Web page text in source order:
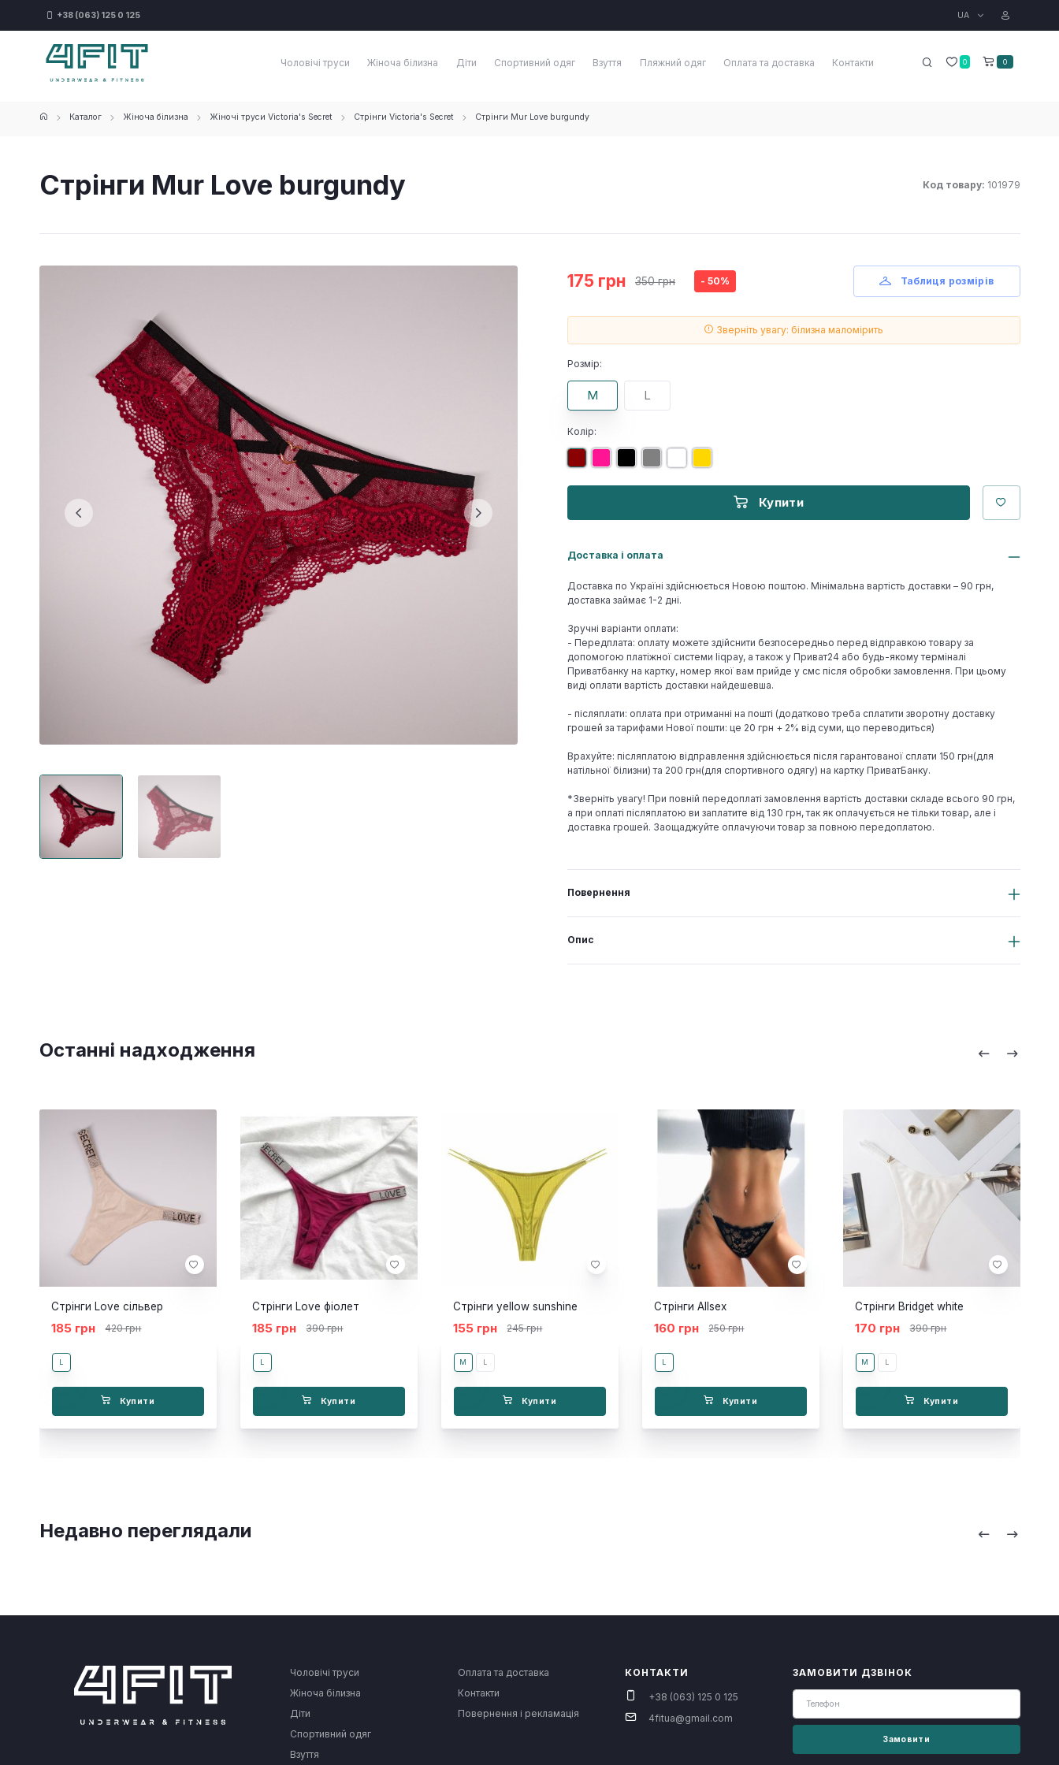
+38 (063) 125 0 125 UA
0 0
Чоловічі труси Жіноча білизна Діти Спортивний одяг Взуття Пляжний одяг Оплата та доставка Контакти
Каталог Жіноча білизна Жіночі труси Victoria's Secret Стрінги Victoria's Secret Стрінги Mur Love burgundy
Стрінги Mur Love burgundy Код товару: 101979
175 грн 350 грн - 50% Таблиця розмірів
Зверніть увагу: білизна маломірить
Розмір:
M L
Колір:
Купити
Доставка і оплата
Доставка по Україні здійснюється Новою поштою. Мінімальна вартість доставки – 90 грн,
доставка займає 1-2 дні.
Зручні варіанти оплати:
- Передплата: оплату можете здійснити безпосередньо перед відправкою товару за
допомогою платіжної системи liqpay, а також у Приват24 або будь-якому терміналі
Приватбанку на картку, номер якої вам прийде у смс після обробки замовлення. При цьому
виді оплати вартість доставки найдешевша.
- післяплати: оплата при отриманні на пошті (додатково треба сплатити зворотну доставку
грошей за тарифами Нової пошти: це 20 грн + 2% від суми, що переводиться)
Врахуйте: післяплатою відправлення здійснюється після гарантованої сплати 150 грн(для
натільної білизни) та 200 грн(для спортивного одягу) на картку ПриватБанку.
*Зверніть увагу! При повній передоплаті замовлення вартість доставки складе всього 90 грн,
а при оплаті післяплатою ви заплатите від 130 грн, так як оплачується не тільки товар, але і
доставка грошей. Заощаджуйте оплачуючи товар за повною передоплатою.
Повернення
Опис
Останні надходження
Стрінги Love сільвер
185 грн 420 грн
L
Купити
Стрінги Love фіолет
185 грн 390 грн
L
Купити
Стрінги yellow sunshine
155 грн 245 грн
M L
Купити
Стрінги Allsex
160 грн 250 грн
L
Купити
Стрінги Bridget white
170 грн 390 грн
M L
Купити
Недавно переглядали
Чоловічі труси
Жіноча білизна
Діти
Спортивний одяг
Взуття
Оплата та доставка
Контакти
Повернення і рекламація
КОНТАКТИ
+38 (063) 125 0 125
4fitua@gmail.com
ЗАМОВИТИ ДЗВІНОК
Замовити